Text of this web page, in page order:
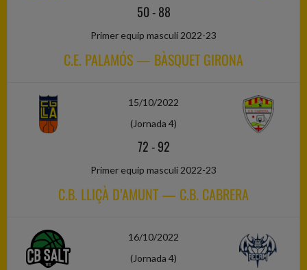
50-88
Primer equip masculí 2022-23
C.E. PALAMÓS — BÀSQUET GIRONA
15/10/2022
(Jornada 4)
72-92
Primer equip masculí 2022-23
C.B. LLIÇÀ D’AMUNT — C.B. CABRERA
16/10/2022
(Jornada 4)